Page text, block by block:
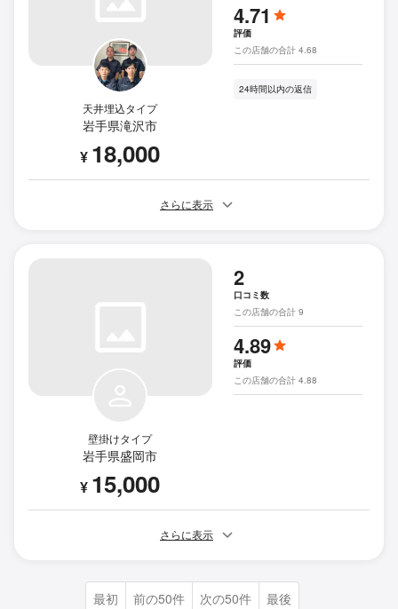
天井埋込タイプ
岩手県滝沢市
¥ 18,000
4.71
評価
この店舗の合計 4.68
24時間以内の返信
さらに表示
壁掛けタイプ
岩手県盛岡市
¥ 15,000
2
口コミ数
この店舗の合計 9
4.89
評価
この店舗の合計 4.88
さらに表示
最初 前の50件 次の50件 最後